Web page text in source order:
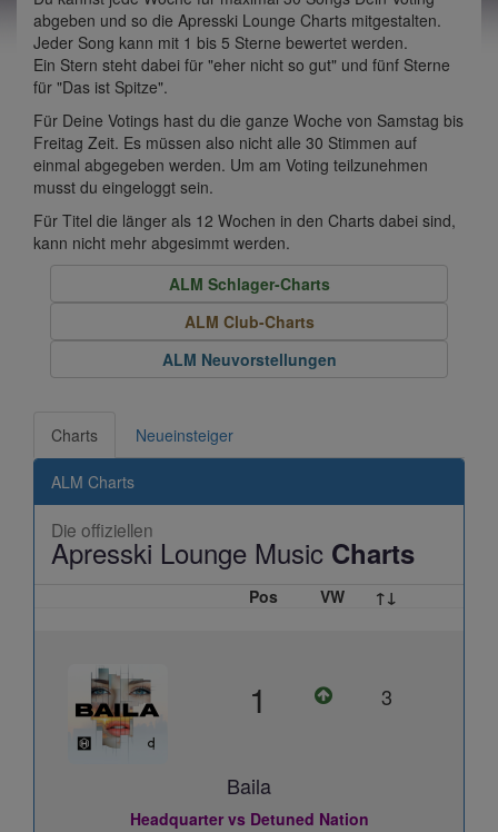
abgeben und so die Apresski Lounge Charts mitgestalten.
Jeder Song kann mit 1 bis 5 Sterne bewertet werden.
Ein Stern steht dabei für "eher nicht so gut" und fünf Sterne
für "Das ist Spitze".
Für Deine Votings hast du die ganze Woche von Samstag bis
Freitag Zeit. Es müssen also nicht alle 30 Stimmen auf
einmal abgegeben werden. Um am Voting teilzunehmen
musst du eingeloggt sein.
Für Titel die länger als 12 Wochen in den Charts dabei sind,
kann nicht mehr abgesimmt werden.
ALM Schlager-Charts
ALM Club-Charts
ALM Neuvorstellungen
Charts Neueinsteiger
ALM Charts
Die offiziellen
Apresski Lounge Music Charts
Pos VW ↑↓
1 3
Baila
Headquarter vs Detuned Nation